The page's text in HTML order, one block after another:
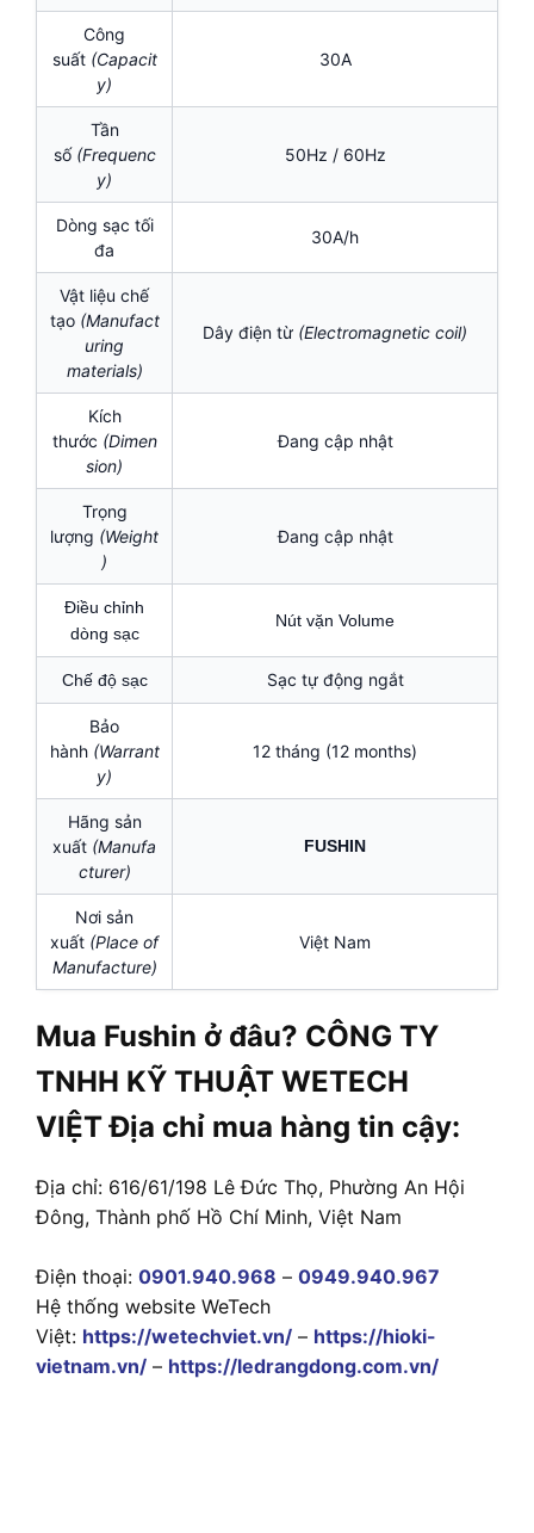
Công
suất (Capacit
y)
30A
Tần
số (Frequenc
y)
50Hz / 60Hz
Dòng sạc tối
đa
30A/h
Vật liệu chế
tạo (Manufact
uring
materials)
Dây điện từ (Electromagnetic coil)
Kích
thước (Dimen
sion)
Đang cập nhật
Trọng
lượng (Weight
)
Đang cập nhật
Điều chỉnh
dòng sạc
Nút vặn Volume
Chế độ sạc Sạc tự động ngắt
Bảo
hành(Warrant
y)
12 tháng (12 months)
Hãng sản
xuất (Manufa
cturer)
FUSHIN
Nơi sản
xuất (Place of
Manufacture)
Việt Nam
Mua Fushin ở đâu? CÔNG TY
TNHH KỸ THUẬT WETECH
VIỆT Địa chỉ mua hàng tin cậy:
Địa chỉ: 616/61/198 Lê Đức Thọ, Phường An Hội
Đông, Thành phố Hồ Chí Minh, Việt Nam
Điện thoại: 0901.940.968 – 0949.940.967
Hệ thống website WeTech
Việt: https://wetechviet.vn/ – https://hioki-
vietnam.vn/ – https://ledrangdong.com.vn/